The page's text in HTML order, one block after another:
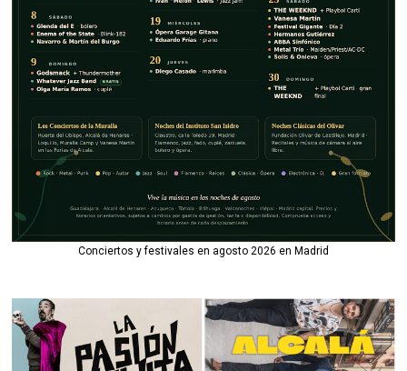
Conciertos y festivales en agosto 2026 en Madrid